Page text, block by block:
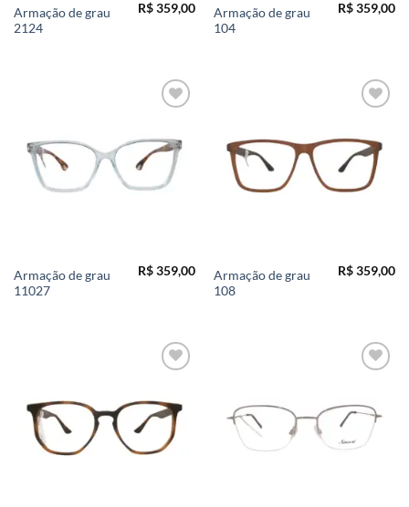
Armação de grau
2124
R$359,00
Armação de grau
104
R$359,00
Armação de grau
11027
R$359,00
Armação de grau
108
R$359,00